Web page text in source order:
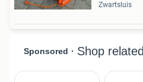
Zwartsluis